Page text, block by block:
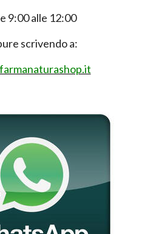
9:00 alle 12:00
scrivendo a: